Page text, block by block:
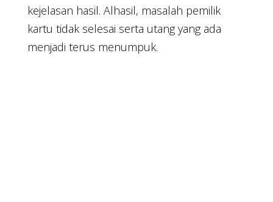
kejelasan hasil. Alhasil, masalah pemilik
kartu tidak selesai serta utang yang ada
menjadi terus menumpuk.